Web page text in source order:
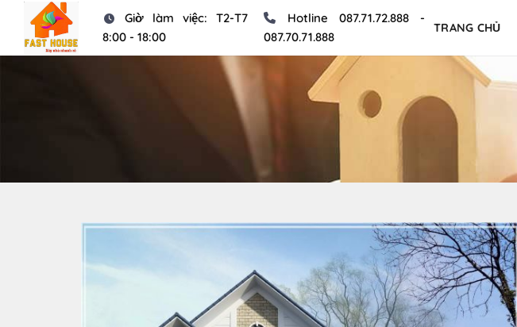
Chuyển
Giờ làm việc: T2-T7
8:00 - 18:00
Hotline
087.71.72.888 -
087.70.71.888
TRANG CHỦ